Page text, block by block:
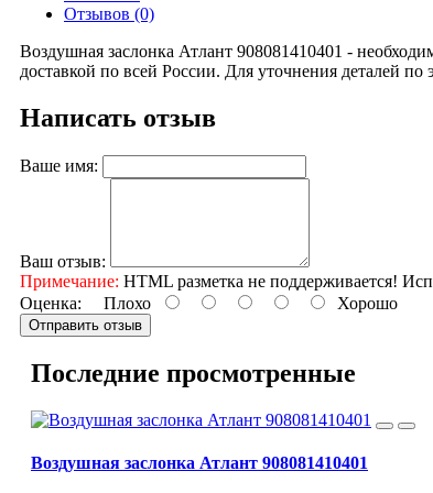
Отзывов (0)
Воздушная заслонка Атлант 908081410401 -
доставкой по всей России. Для уточнения деталей
Написать отзыв
Ваше имя:
Ваш отзыв:
Примечание: HTML разметка не поддерживается!
Оценка: Плохо Хорошо
Отправить отзыв
Последние просмотренные
Воздушная заслонка Атлант 908081410401